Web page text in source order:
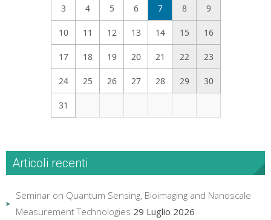
3 4 5 6 7 8 9
10 11 12 13 14 15 16
17 18 19 20 21 22 23
24 25 26 27 28 29 30
31
Articoli recenti
Seminar on Quantum Sensing, Bioimaging and Nanoscale
Measurement Technologies 29 Luglio 2026